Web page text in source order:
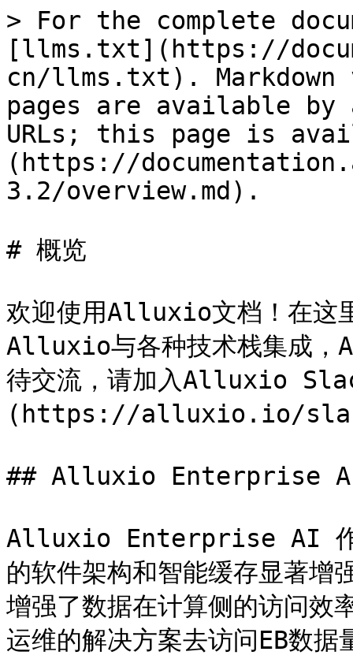
> For the complete
[llms.txt](https://
cn/llms.txt). Markdown
pages are available by
URLs; this page is
(https://
3.2/overview.md).
# 概览
欢迎使用Alluxio文档！在这
Alluxio与各种技术栈集成，
待交流，请加入Alluxio
(https://alluxio.io/
## Alluxio Enterprise
Alluxio Enterprise AI 作为
的软件架构和智能缓存显著增
增强了数据在计算侧的访问效
运维的解决方案去访问EB数